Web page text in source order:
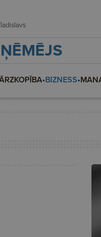
Vladislava, Vladislavs
•BIZNESS•